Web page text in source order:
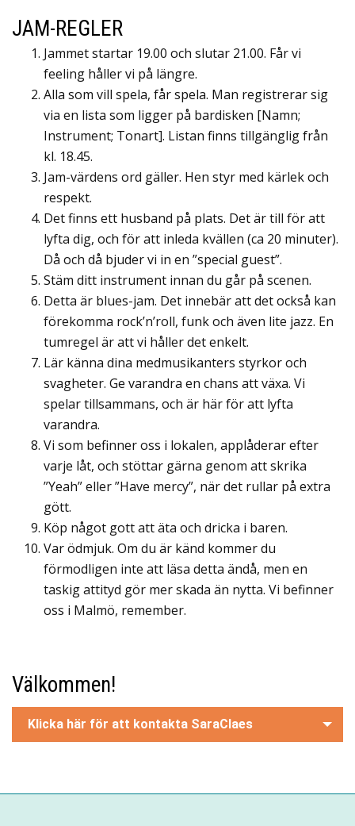
JAM-REGLER
Jammet startar 19.00 och slutar 21.00. Får vi
feeling håller vi på längre.
Alla som vill spela, får spela. Man registrerar sig
via en lista som ligger på bardisken [Namn;
Instrument; Tonart]. Listan finns tillgänglig från
kl. 18.45.
Jam-värdens ord gäller. Hen styr med kärlek och
respekt.
Det finns ett husband på plats. Det är till för att
lyfta dig, och för att inleda kvällen (ca 20 minuter).
Då och då bjuder vi in en ”special guest”.
Stäm ditt instrument innan du går på scenen.
Detta är blues-jam. Det innebär att det också kan
förekomma rock’n’roll, funk och även lite jazz. En
tumregel är att vi håller det enkelt.
Lär känna dina medmusikanters styrkor och
svagheter. Ge varandra en chans att växa. Vi
spelar tillsammans, och är här för att lyfta
varandra.
Vi som befinner oss i lokalen, applåderar efter
varje låt, och stöttar gärna genom att skrika
”Yeah” eller ”Have mercy”, när det rullar på extra
gött.
Köp något gott att äta och dricka i baren.
Var ödmjuk. Om du är känd kommer du
förmodligen inte att läsa detta ändå, men en
taskig attityd gör mer skada än nytta. Vi befinner
oss i Malmö, remember.
Välkommen!
Klicka här för att kontakta SaraClaes